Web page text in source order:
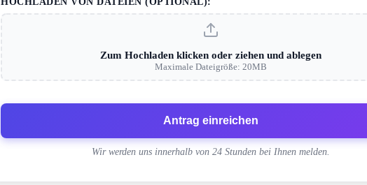
Zum Hochladen klicken oder ziehen und ablegen
Maximale Dateigröße: 20MB
Antrag einreichen
Wir werden uns innerhalb von 24 Stunden bei Ihnen melden.